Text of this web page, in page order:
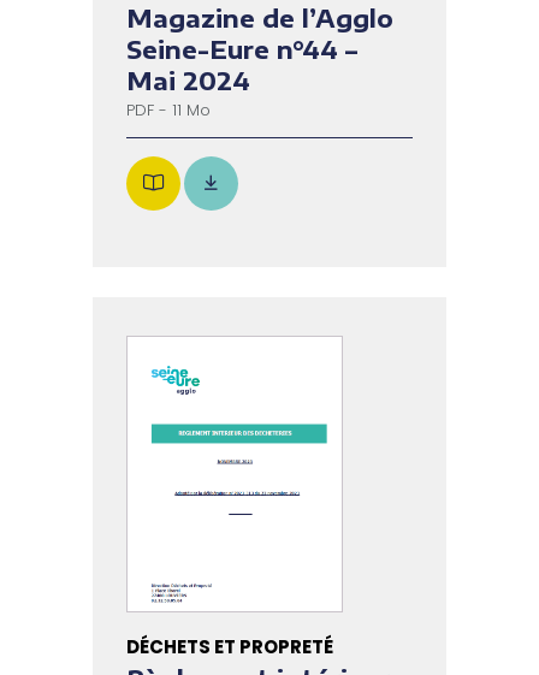
Magazine de l’Agglo
Seine-Eure n°44 –
Mai 2024
PDF - 11 Mo
DÉCHETS ET PROPRETÉ